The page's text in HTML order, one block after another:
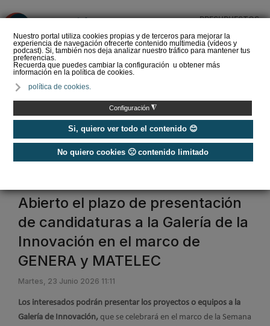
Nuestro portal utiliza cookies propias y de terceros para mejorar la
experiencia de navegación ofrecerte contenido multimedia (vídeos y
podcast). Si, también nos deja analizar nuestro tráfico para mantener tus
preferencias.
Recuerda que puedes cambiar la configuración u obtener más
información en la política de cookies.
política de cookies.
Configuración ◮
Si, quiero ver todo el contenido 😊
No quiero cookies 🙁 contenido limitado
PRESUPUESTOS
2027 renovando su
apuesta por la constr…
Ferias / Ferias
Abierto el plazo de presentación
de candidaturas a la Galería de la
Innovación en el marco de
GENERA y MATELEC
Martes, 23 Junio 2026 11:11
Los interesados podrán presentar los proyectos o equipos a la
Galería de Innovación, que se celebrará en el marco de la Semana